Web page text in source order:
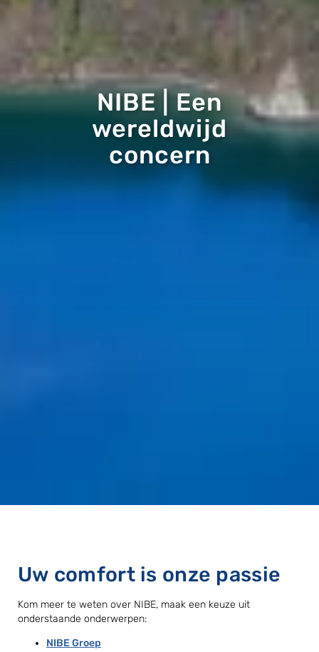
NIBE | Een
wereldwijd
concern
Uw comfort is onze passie
Kom meer te weten over NIBE, maak een keuze uit
onderstaande onderwerpen:
NIBE Groep